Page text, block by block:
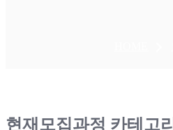
현재모집과정 카테고리